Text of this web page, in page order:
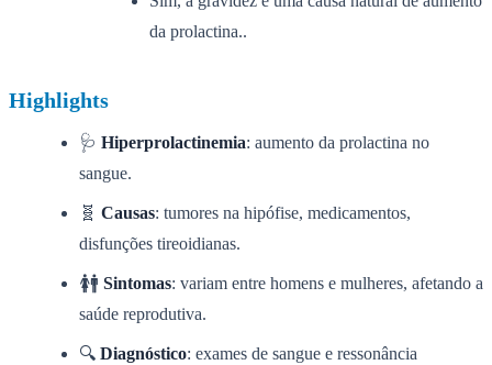
da prolactina..
Highlights
🩺 Hiperprolactinemia: aumento da prolactina no
sangue.
🧬 Causas: tumores na hipófise, medicamentos,
disfunções tireoidianas.
🚺🚹 Sintomas: variam entre homens e mulheres, afetando a
saúde reprodutiva.
🔍 Diagnóstico: exames de sangue e ressonância